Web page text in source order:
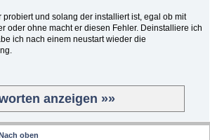
probiert und solang der installiert ist, egal ob mit
oder ohne macht er diesen Fehler. Deinstalliere ich
ich nach einem neustart wieder die
anzeigen »»
Nach oben